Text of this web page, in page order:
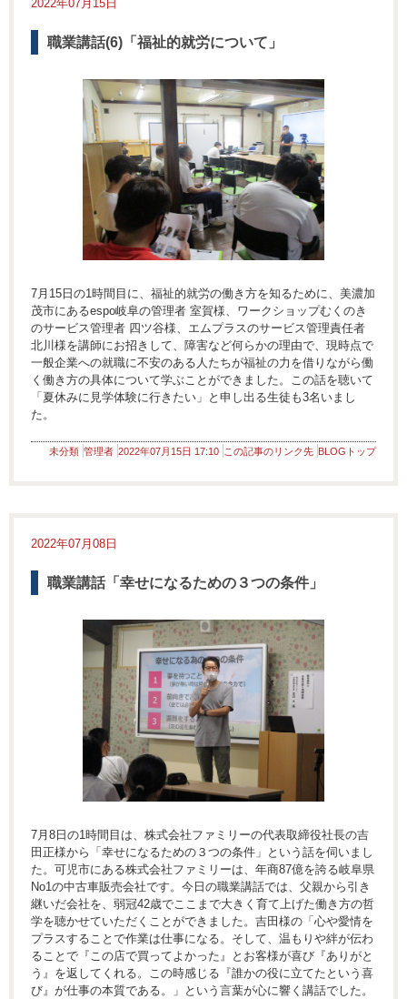
2022年07月15日
職業講話(6)「福祉的就労について」
7月15日の1時間目に、福祉的就労の働き方を知るために、美濃加
茂市にあるespo岐阜の管理者 室賀様、ワークショップむくのき
のサービス管理者 四ツ谷様、エムプラスのサービス管理責任者
北川様を講師にお招きして、障害など何らかの理由で、現時点で
一般企業への就職に不安のある人たちが福祉の力を借りながら働
く働き方の具体について学ぶことができました。この話を聴いて
「夏休みに見学体験に行きたい」と申し出る生徒も3名いまし
た。
未分類 管理者 2022年07月15日 17:10 この記事のリンク先 BLOGトップ
2022年07月08日
職業講話「幸せになるための３つの条件」
7月8日の1時間目は、株式会社ファミリーの代表取締役社長の吉
田正様から「幸せになるための３つの条件」という話を伺いまし
た。可児市にある株式会社ファミリーは、年商87億を誇る岐阜県
No1の中古車販売会社です。今日の職業講話では、父親から引き
継いだ会社を、弱冠42歳でここまで大きく育て上げた働き方の哲
学を聴かせていただくことができました。吉田様の「心や愛情を
プラスすることで作業は仕事になる。そして、温もりや絆が伝わ
ることで『この店で買ってよかった』とお客様が喜び『ありがと
う』を返してくれる。この時感じる『誰かの役に立てたという喜
び』が仕事の本質である。」という言葉が心に響く講話でした。